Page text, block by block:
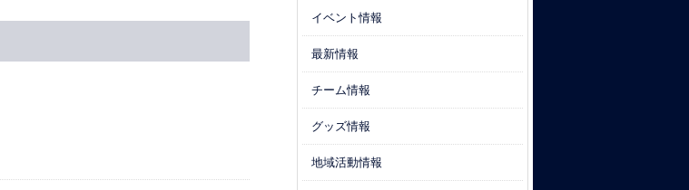
イベント情報
最新情報
チーム情報
グッズ情報
地域活動情報